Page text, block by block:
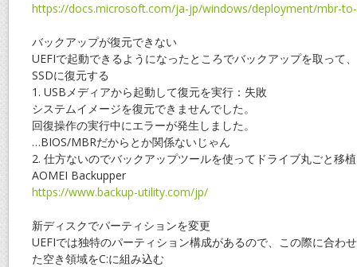
https://docs.microsoft.com/ja-jp/windows/deployment/mbr-
バックアップが復元できない
UEFIで起動できるようになったところでバックアップを取って
SSDに復元する
1. USBメディアから起動して復元を実行：失敗
システムイメージを復元できませんでした。
回復操作の実行中にエラーが発生しました。
…BIOS/MBRだからとか関係ないじゃん
2. 仕方ないのでバックアップツールを使ってドライブ丸ごと移
AOMEI Backupper
https://www.backup-utility.com/jp/
新ディスクでパーティションを変更
UEFIでは独特のパーティション構成があるので、この際に合わ
た空き領域をC:に組み込む